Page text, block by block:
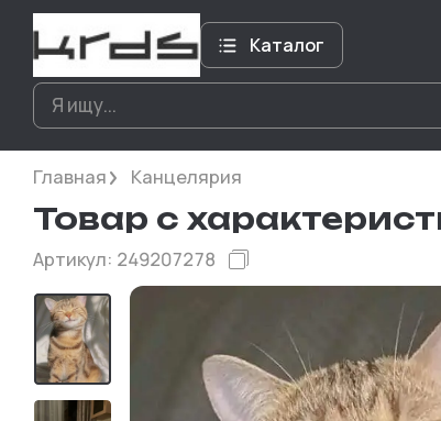
Каталог
Главная Канцелярия
Товар с
Артикул: 249207278